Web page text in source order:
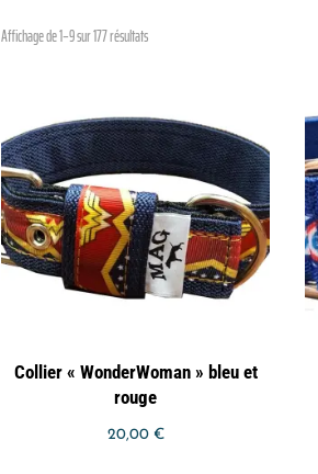
Affichage de 1–9 sur 177 résultats
Collier « WonderWoman » bleu et
rouge
20,00 €